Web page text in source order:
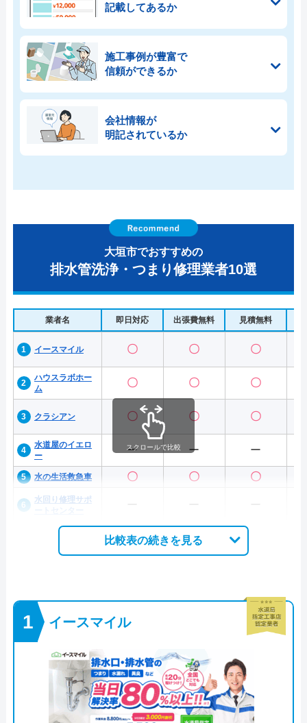
記載してあるか
施工事例が豊富で
信頼ができるか
会社情報が
明記されているか
大垣市でおすすめの
排水管洗浄・つまり修理業者10選
業者名 即日対応 出張費無料 見積無料
イースマイル 〇 〇 〇
ハウスラボホー
ム
〇 〇 〇
クラシアン 〇 〇 〇
水道屋のイエロ
ー
ー ー ー
水の生活救急車 〇 〇 〇
水回り修理サポ
スクロールで比較
比較表の続きを見る
イースマイル